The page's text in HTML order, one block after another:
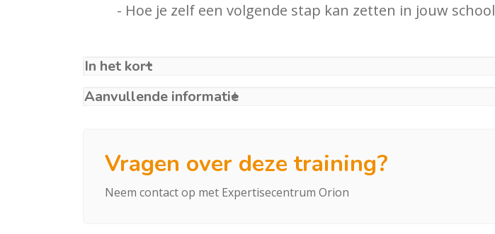
- Hoe je zelf een volgende stap kan zetten in jouw school
In het kort
Aanvullende informatie
Vragen over deze training?
Neem contact op met Expertisecentrum Orion